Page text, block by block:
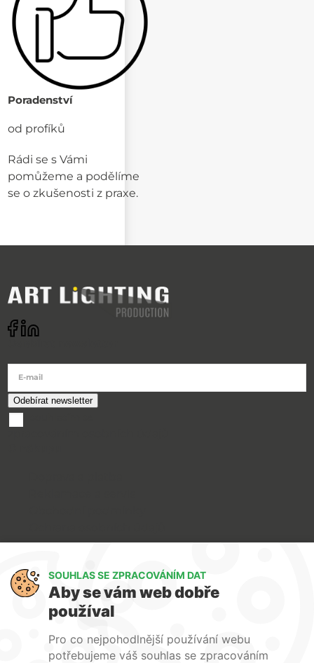
Poradenství
od profíků
Rádi se s Vámi
pomůžeme a podělíme
se o zkušenosti z praxe.
E-mail
O nás
Služby
Kontakty
SOUHLAS SE ZPRACOVÁNÍM DAT
Aby se vám web dobře
používal
Pro co nejpohodlnější používání webu
potřebujeme váš souhlas se zpracováním